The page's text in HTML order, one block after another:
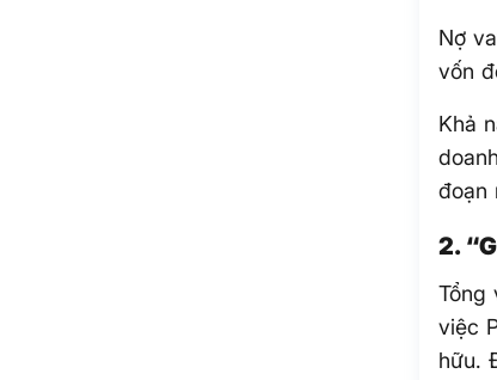
Nợ
vốn
Khả
đoạn
2.
Tổng
việc
hữu.